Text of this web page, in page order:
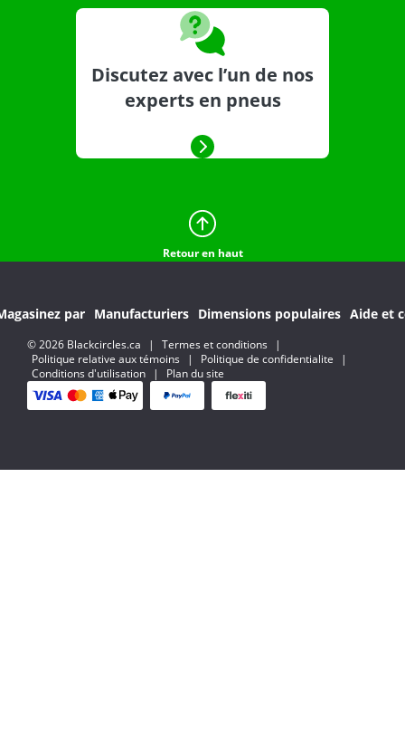
Discutez avec l’un de nos
experts en pneus
Retour en haut
par Manufacturiers Dimensions populaires Aide et
© 2026 Blackcircles.ca | Termes et conditions
|
Politique relative aux témoins
| Politique de confidentialite
|
Conditions d'utilisation
| Plan du site